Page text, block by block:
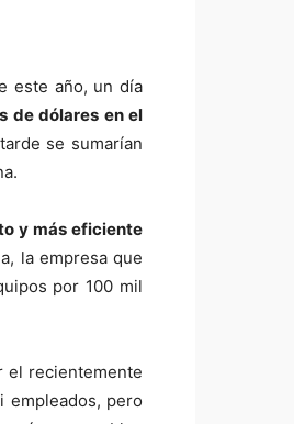
este año, un día
de dólares en el
se sumarían
y más eficiente
la empresa que
por 100 mil
el recientemente
empleados, pero